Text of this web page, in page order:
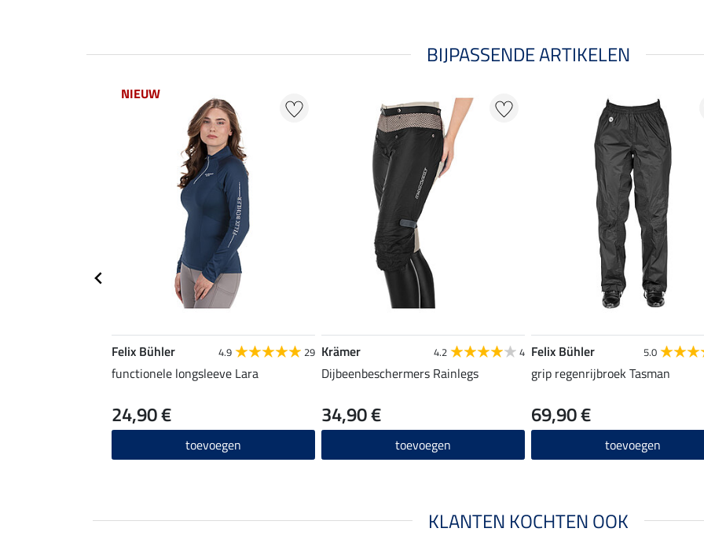
BIJPASSENDE ARTIKELEN
NIEUW
Felix Bühler 4.9 29
functionele longsleeve Lara
24,90 €
toevoegen
Krämer 4.2 4
Dijbeenbeschermers Rainlegs
34,90 €
toevoegen
Felix Bühler 5.0
grip regenrijbroek Tasman
69,90 €
toevoegen
KLANTEN KOCHTEN OOK